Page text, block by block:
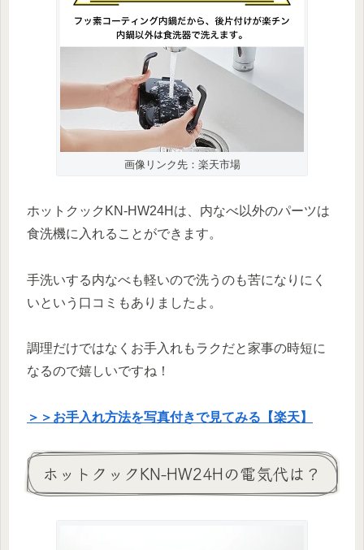
画像リンク先：楽天市場
ホットクックKN-HW24Hは、内なべ以外のパーツは
食洗機に入れることができます。
手洗いする内なべも軽いので洗うのも苦になりにく
いという口コミもありましたよ。
調理だけではなくお手入れもラクだと家事の時短に
なるので嬉しいですね！
＞＞お手入れ方法を写真付きで見てみる【楽天】
ホットクックKN-HW24Hの電気代は？